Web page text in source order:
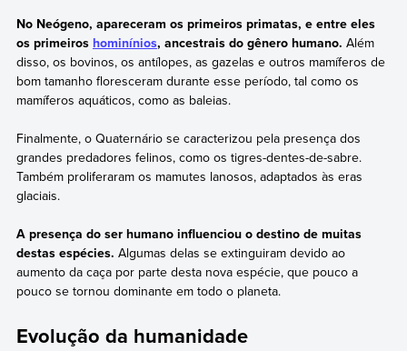
No Neógeno, apareceram os primeiros primatas, e entre eles
os primeiros hominínios, ancestrais do gênero humano. Além
disso, os bovinos, os antílopes, as gazelas e outros mamíferos de
bom tamanho floresceram durante esse período, tal como os
mamíferos aquáticos, como as baleias.
Finalmente, o Quaternário se caracterizou pela presença dos
grandes predadores felinos, como os tigres-dentes-de-sabre.
Também proliferaram os mamutes lanosos, adaptados às eras
glaciais.
A presença do ser humano influenciou o destino de muitas
destas espécies. Algumas delas se extinguiram devido ao
aumento da caça por parte desta nova espécie, que pouco a
pouco se tornou dominante em todo o planeta.
Evolução da humanidade